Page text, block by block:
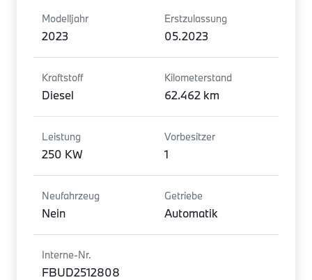
Modelljahr
2023
Erstzulassung
05.2023
Kraftstoff
Diesel
Kilometerstand
62.462 km
Leistung
250 KW
Vorbesitzer
1
Neufahrzeug
Nein
Getriebe
Automatik
Interne-Nr.
FBUD2512808